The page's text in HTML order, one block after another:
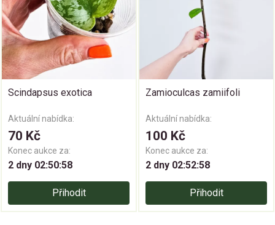
Scindapsus exotica
Aktuální nabídka:
70 Kč
Konec aukce za:
2 dny 02:50:58
Přihodit
Zamioculcas zamiifoli
Aktuální nabídka:
100 Kč
Konec aukce za:
2 dny 02:52:58
Přihodit